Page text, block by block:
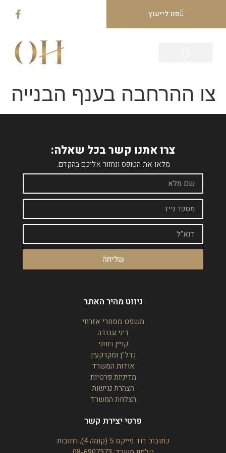
פנו לייעוץ
צו ההרחבה בענף הבנייה
צרו אתנו קשר בכל שאלה:
מלאו את הטופס ונחזור אליכם בהקדם.
שליחה
ניווט מהיר האתר
משפט מסחרי אזרחי
דיני עבודה
קניין רוחני
נדל"ן ומקרקעין
אודות המשרד
מדיניות פרטיות
הצהרת נגישות
הצלחת המשרד
פרטי יצירת קשר
כתובת: דוד פייקס 5 (קומה 4), רחובות